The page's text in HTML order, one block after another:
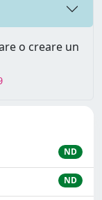
o creare un
ND
ND